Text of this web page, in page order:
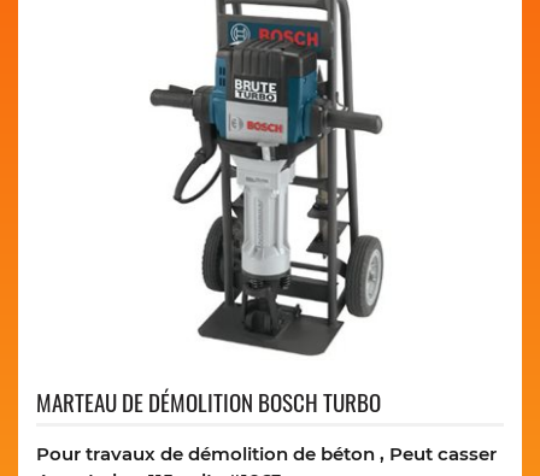
MARTEAU DE DÉMOLITION BOSCH TURBO
Pour travaux de démolition de béton , Peut casser